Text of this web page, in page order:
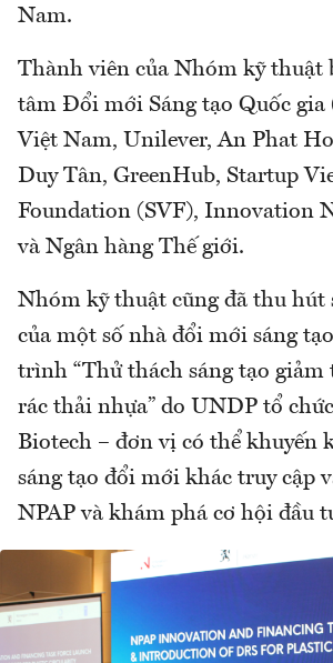
Nam.
Thành viên của Nhóm kỹ thuật
tâm Đổi mới Sáng tạo Quốc
Việt Nam, Unilever, An Phat
Duy Tân, GreenHub, Startup
Foundation (SVF), Innovation
và Ngân hàng Thế giới.
Nhóm kỹ thuật cũng đã thu hút
của một số nhà đổi mới sáng
trình “Thử thách sáng tạo giảm
rác thải nhựa” do UNDP tổ
Biotech – đơn vị có thể khuyến
sáng tạo đổi mới khác truy cập
NPAP và khám phá cơ hội đầu